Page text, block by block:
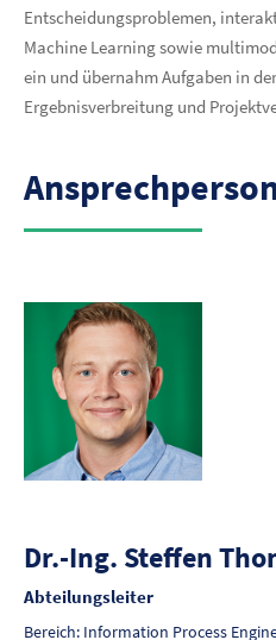
Entscheidungsproblemen,
Machine Learning sowie
ein und übernahm Aufgaben in
Ergebnisverbreitung und
Dr.-Ing. Steffen
Abteilungsleiter
Bereich: Information Process